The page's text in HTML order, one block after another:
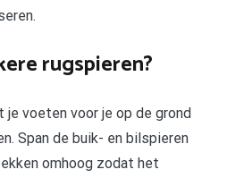
rugspieren?
je voeten voor je op de grond
Span de buik- en bilspieren
omhoog zodat het